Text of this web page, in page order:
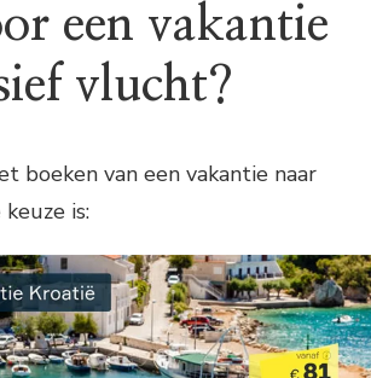
een vakantie
vlucht?
boeken van een vakantie naar
is: